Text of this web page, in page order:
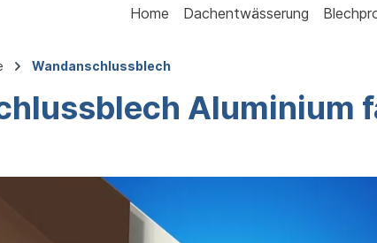
Home Dachentwässerung
Wandanschlussblech
Aluminium